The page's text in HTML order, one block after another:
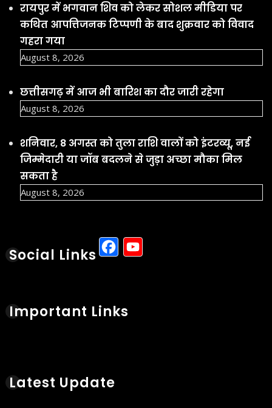
रायपुर में भगवान शिव को लेकर सोशल मीडिया पर
कथित आपत्तिजनक टिप्पणी के बाद शुक्रवार को विवाद
गहरा गया
August 8, 2026
छत्तीसगढ़ में आज भी बारिश का दौर जारी रहेगा
August 8, 2026
शनिवार, 8 अगस्त को तुला राशि वालों को इंटरव्यू, नई
जिम्मेदारी या जॉब बदलने से जुड़ा अच्छा मौका मिल
सकता है
August 8, 2026
Social Links Facebook
Important Links
Latest Update